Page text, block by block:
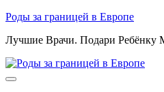
Skip
content
Роды за границей в Европе
Лучшие Врачи. Подари Ребёнку